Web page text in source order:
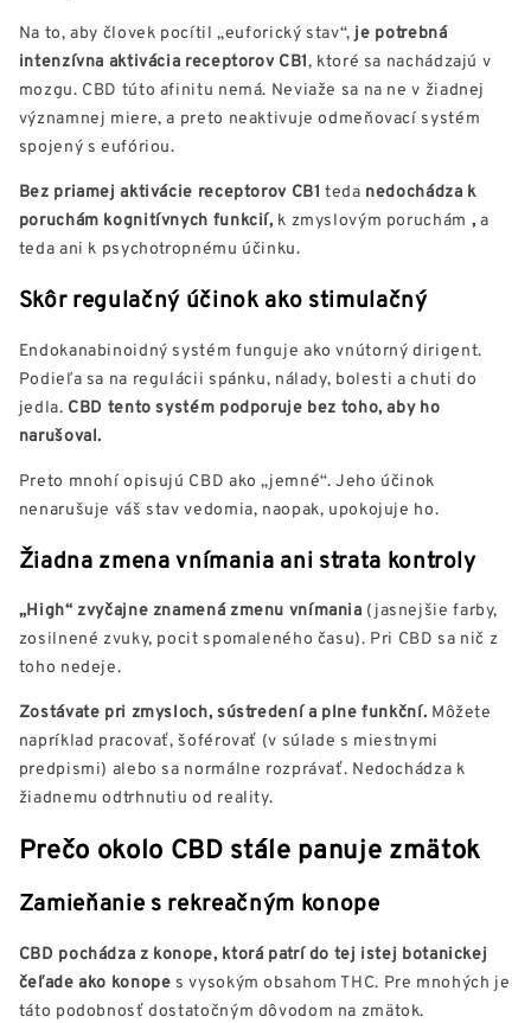
Na to, aby človek pocítil „euforický stav“, je potrebná
intenzívna aktivácia receptorov CB1, ktoré sa nachádzajú v
mozgu. CBD túto afinitu nemá. Neviaže sa na ne v žiadnej
významnej miere, a preto neaktivuje odmeňovací systém
spojený s eufóriou.
Bez priamej aktivácie receptorov CB1 teda nedochádza k
poruchám kognitívnych funkcií, k zmyslovým poruchám ,a
teda ani k psychotropnému účinku.
Skôr regulačný účinok ako stimulačný
Endokanabinoidný systém funguje ako vnútorný dirigent.
Podieľa sa na regulácii spánku, nálady, bolesti a chuti do
jedla. CBD tento systém podporuje bez toho, aby ho
narušoval.
Preto mnohí opisujú CBD ako „jemné“. Jeho účinok
nenarušuje váš stav vedomia, naopak, upokojuje ho.
Žiadna zmena vnímania ani strata kontroly
„High“ zvyčajne znamená zmenu vnímania (jasnejšie farby,
zosilnené zvuky, pocit spomaleného času). Pri CBD sa nič z
toho nedeje.
Zostávate pri zmysloch, sústredení a plne funkční. Môžete
napríklad pracovať, šoférovať (v súlade s miestnymi
predpismi) alebo sa normálne rozprávať. Nedochádza k
žiadnemu odtrhnutiu od reality.
Prečo okolo CBD stále panuje zmätok
Zamieňanie s rekreačným konope
CBD pochádza z konope, ktorá patrí do tej istej botanickej
čeľade ako konopes vysokým obsahom THC. Pre mnohých je
táto podobnosť dostatočným dôvodom na zmätok.